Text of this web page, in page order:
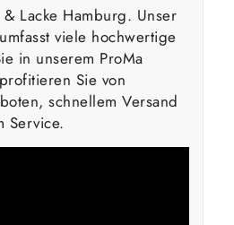
Lacke Hamburg. Unser
viele hochwertige
in unserem ProMa
Sie von
schnellem Versand
Service.